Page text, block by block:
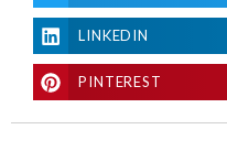
LINKEDIN
PINTEREST